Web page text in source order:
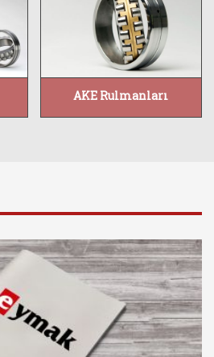
AKE Rulmanları